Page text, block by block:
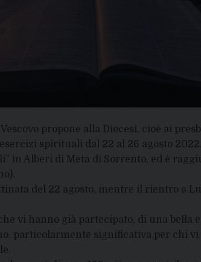
propone alla Diocesi, cioè ai
spirituali dal 22 al 26 agosto 2022.
in Alberi di Meta di Sorrento, ed è
del 22 agosto, mentre il rientro a
vi hanno già partecipato, di una bella
particolarmente significativa per chi vi